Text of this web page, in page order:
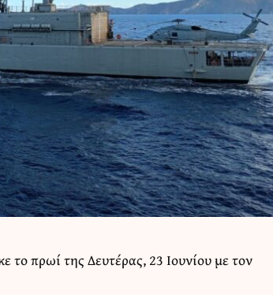
το πρωί της Δευτέρας, 23 Ιουνίου με τον